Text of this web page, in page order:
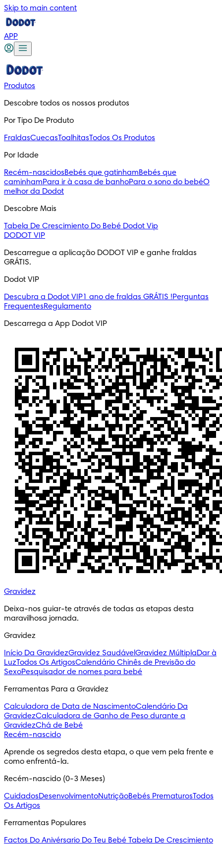
Skip to main content
APP
Produtos
Descobre todos os nossos produtos
Por Tipo De Produto
FraldasCuecasToalhitasTodos Os Produtos
Por Idade
Recém-nascidosBebés que gatinhamBebés que
caminhamPara ir à casa de banhoPara o sono do bebéO
melhor da Dodot
Descobre Mais
Tabela De Crescimiento Do Bebé Dodot Vip
DODOT VIP
Descarregue a aplicação DODOT VIP e ganhe fraldas
GRÁTIS.
Dodot VIP
Descubra a Dodot VIP1 ano de fraldas GRÁTIS !Perguntas
FrequentesRegulamento
Descarrega a App Dodot VIP
Gravidez
Deixa-nos guiar-te através de todas as etapas desta
maravilhosa jornada.
Gravidez
Início Da GravidezGravidez SaudávelGravidez MúltiplaDar à
LuzTodos Os ArtigosCalendário Chinês de Previsão do
SexoPesquisador de nomes para bebé
Ferramentas Para a Gravidez
Calculadora de Data de NascimentoCalendário Da
GravidezCalculadora de Ganho de Peso durante a
GravidezChá de Bebé
Recém-nascido
Aprende os segredos desta etapa, o que vem pela frente e
como enfrentá-la.
Recém-nascido (0-3 Meses)
CuidadosDesenvolvimentoNutriçãoBebés PrematurosTodos
Os Artigos
Ferramentas Populares
Factos Do Anivérsario Do Teu Bebé Tabela De Crescimiento